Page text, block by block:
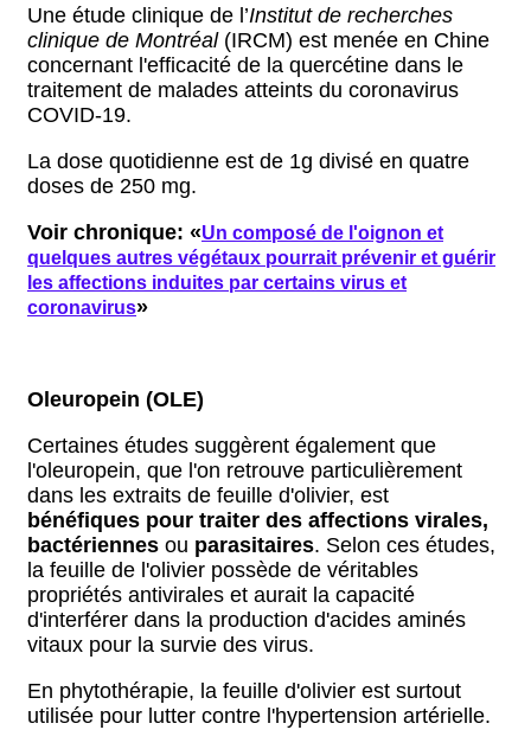
Une étude clinique de l’Institut de recherches
clinique de Montréal(IRCM) est menée en Chine
concernant l'efficacité de la quercétine dans le
traitement de malades atteints du coronavirus
COVID‑19.
La dose quotidienne est de 1g divisé en quatre
doses de 250 mg.
Voir chronique: «Un composé de l'oignon et
quelques autres végétaux pourrait prévenir et guérir
les affections induites par certains virus et
coronavirus»
Oleuropein (OLE)
Certaines études suggèrent également que
l'oleuropein, que l'on retrouve particulièrement
dans les extraits de feuille d'olivier, est
bénéfiques pour traiter des affections virales,
bactériennes ou parasitaires. Selon ces études,
la feuille de l'olivier possède de véritables
propriétés antivirales et aurait la capacité
d'interférer dans la production d'acides aminés
vitaux pour la survie des virus.
En phytothérapie, la feuille d'olivier est surtout
utilisée pour lutter contre l'hypertension artérielle.